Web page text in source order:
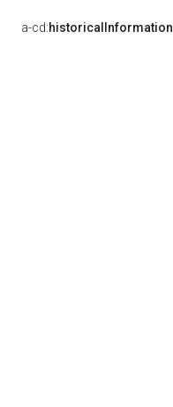
a-cd:historicalInformation